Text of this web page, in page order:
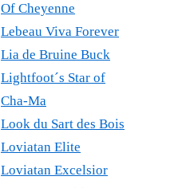
Of Cheyenne
Lebeau Viva Forever
Lia de Bruine Buck
Lightfoot´s Star of
Cha-Ma
Look du Sart des Bois
Loviatan Elite
Loviatan Excelsior